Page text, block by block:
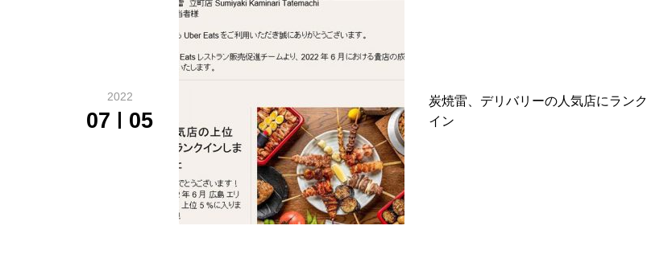
2022
07 05
炭焼雷、デリバリーの人気店にランク
イン